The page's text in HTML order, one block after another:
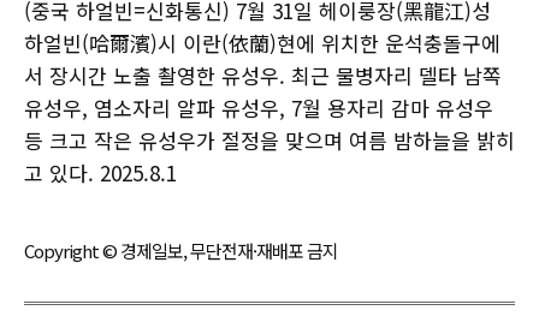
(중국 하얼빈=신화통신) 7월 31일 헤이룽장(黑龍江)성
하얼빈(哈爾濱)시 이란(依蘭)현에 위치한 운석충돌구에
서 장시간 노출 촬영한 유성우. 최근 물병자리 델타 남쪽
유성우, 염소자리 알파 유성우, 7월 용자리 감마 유성우
등 크고 작은 유성우가 절정을 맞으며 여름 밤하늘을 밝히
고 있다. 2025.8.1
Copyright © 경제일보, 무단전재·재배포 금지